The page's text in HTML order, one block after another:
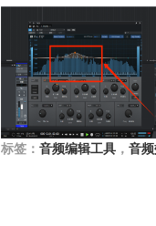
标签： 音频编辑工具 ， 音